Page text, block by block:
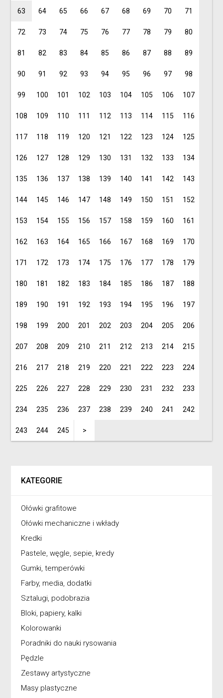
63 64 65 66 67 68 69 70 71
72 73 74 75 76 77 78 79 80
81 82 83 84 85 86 87 88 89
90 91 92 93 94 95 96 97 98
99 100 101 102 103 104 105 106 107
108 109 110 111 112 113 114 115 116
117 118 119 120 121 122 123 124 125
126 127 128 129 130 131 132 133 134
135 136 137 138 139 140 141 142 143
144 145 146 147 148 149 150 151 152
153 154 155 156 157 158 159 160 161
162 163 164 165 166 167 168 169 170
171 172 173 174 175 176 177 178 179
180 181 182 183 184 185 186 187 188
189 190 191 192 193 194 195 196 197
198 199 200 201 202 203 204 205 206
207 208 209 210 211 212 213 214 215
216 217 218 219 220 221 222 223 224
225 226 227 228 229 230 231 232 233
234 235 236 237 238 239 240 241 242
243 244 245 >
KATEGORIE
Ołówki grafitowe
Ołówki mechaniczne i wkłady
Kredki
Pastele, węgle, sepie, kredy
Gumki, temperówki
Farby, media, dodatki
Sztalugi, podobrazia
Bloki, papiery, kalki
Kolorowanki
Poradniki do nauki rysowania
Pędzle
Zestawy artystyczne
Masy plastyczne